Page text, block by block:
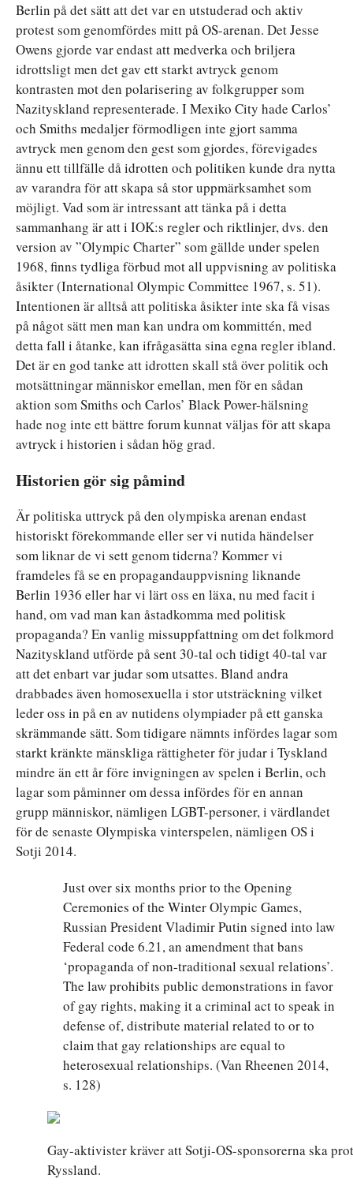
Berlin på det sätt att det var en utstuderad och aktiv
protest som genomfördes mitt på OS-arenan. Det Jesse
Owens gjorde var endast att medverka och briljera
idrottsligt men det gav ett starkt avtryck genom
kontrasten mot den polarisering av folkgrupper som
Nazityskland representerade. I Mexiko City hade Carlos’
och Smiths medaljer förmodligen inte gjort samma
avtryck men genom den gest som gjordes, förevigades
ännu ett tillfälle då idrotten och politiken kunde dra nytta
av varandra för att skapa så stor uppmärksamhet som
möjligt. Vad som är intressant att tänka på i detta
sammanhang är att i IOK:s regler och riktlinjer, dvs. den
version av ”Olympic Charter” som gällde under spelen
1968, finns tydliga förbud mot all uppvisning av politiska
åsikter (International Olympic Committee 1967, s. 51).
Intentionen är alltså att politiska åsikter inte ska få visas
på något sätt men man kan undra om kommittén, med
detta fall i åtanke, kan ifrågasätta sina egna regler ibland.
Det är en god tanke att idrotten skall stå över politik och
motsättningar människor emellan, men för en sådan
aktion som Smiths och Carlos’ Black Power-hälsning
hade nog inte ett bättre forum kunnat väljas för att skapa
avtryck i historien i sådan hög grad.
Historien gör sig påmind
Är politiska uttryck på den olympiska arenan endast
historiskt förekommande eller ser vi nutida händelser
som liknar de vi sett genom tiderna? Kommer vi
framdeles få se en propagandauppvisning liknande
Berlin 1936 eller har vi lärt oss en läxa, nu med facit i
hand, om vad man kan åstadkomma med politisk
propaganda? En vanlig missuppfattning om det folkmord
Nazityskland utförde på sent 30-tal och tidigt 40-tal var
att det enbart var judar som utsattes. Bland andra
drabbades även homosexuella i stor utsträckning vilket
leder oss in på en av nutidens olympiader på ett ganska
skrämmande sätt. Som tidigare nämnts infördes lagar som
starkt kränkte mänskliga rättigheter för judar i Tyskland
mindre än ett år före invigningen av spelen i Berlin, och
lagar som påminner om dessa infördes för en annan
grupp människor, nämligen LGBT-personer, i värdlandet
för de senaste Olympiska vinterspelen, nämligen OS i
Sotji 2014.
Just over six months prior to the Opening
Ceremonies of the Winter Olympic Games,
Russian President Vladimir Putin signed into law
Federal code 6.21, an amendment that bans
‘propaganda of non-traditional sexual relations’.
The law prohibits public demonstrations in favor
of gay rights, making it a criminal act to speak in
defense of, distribute material related to or to
claim that gay relationships are equal to
heterosexual relationships. (Van Rheenen 2014,
s. 128)
Gay-aktivister kräver att Sotji-OS-sponsorerna ska
Ryssland.